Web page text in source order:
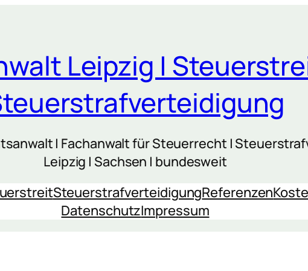
Leipzig |
| Fachanwalt für Steuerrecht |
Leipzig | Sachsen | bundesweit
SteuerstrafverteidigungReferenzen
DatenschutzImpressum